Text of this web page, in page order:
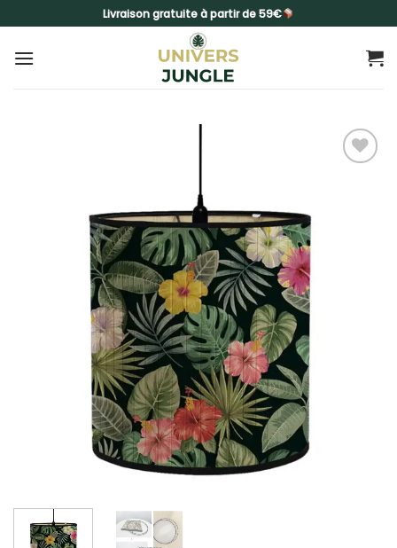
au
contenu
Livraison gratuite à partir de 59€